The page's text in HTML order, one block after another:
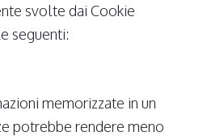
svolte dai Cookie
seguenti:
memorizzate in un
potrebbe rendere meno